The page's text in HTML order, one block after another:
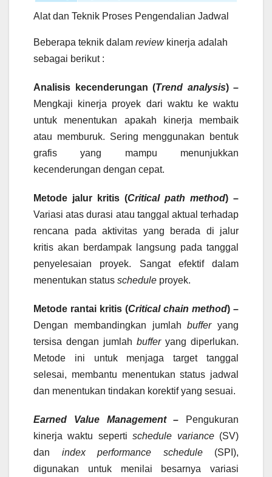
Alat dan Teknik Proses Pengendalian Jadwal
Beberapa teknik dalam review kinerja adalah
sebagai berikut :
Analisis kecenderungan (Trend analysis) –
Mengkaji kinerja proyek dari waktu ke waktu
untuk menentukan apakah kinerja membaik
atau memburuk. Sering menggunakan bentuk
grafis yang mampu menunjukkan
kecenderungan dengan cepat.
Metode jalur kritis (Critical path method) –
Variasi atas durasi atau tanggal aktual terhadap
rencana pada aktivitas yang berada di jalur
kritis akan berdampak langsung pada tanggal
penyelesaian proyek. Sangat efektif dalam
menentukan status schedule proyek.
Metode rantai kritis (Critical chain method) –
Dengan membandingkan jumlahbufferyang
tersisa dengan jumlah bufferyang diperlukan.
Metode ini untuk menjaga target tanggal
selesai, membantu menentukan status jadwal
dan menentukan tindakan korektif yang sesuai.
Earned Value Management –
Pengukuran
kinerja waktu sepertischedule variance(SV)
dan index performance schedule(SPI),
digunakan untuk menilai besarnya variasi